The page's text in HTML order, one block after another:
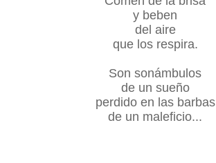
y beben
del aire
que los respira.
Son sonámbulos
de un sueño
perdido en las barbas
de un maleficio...